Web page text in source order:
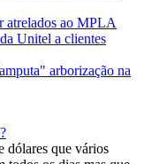
atrelados ao MPLA
Unitel a clientes
arborização na
dólares que vários